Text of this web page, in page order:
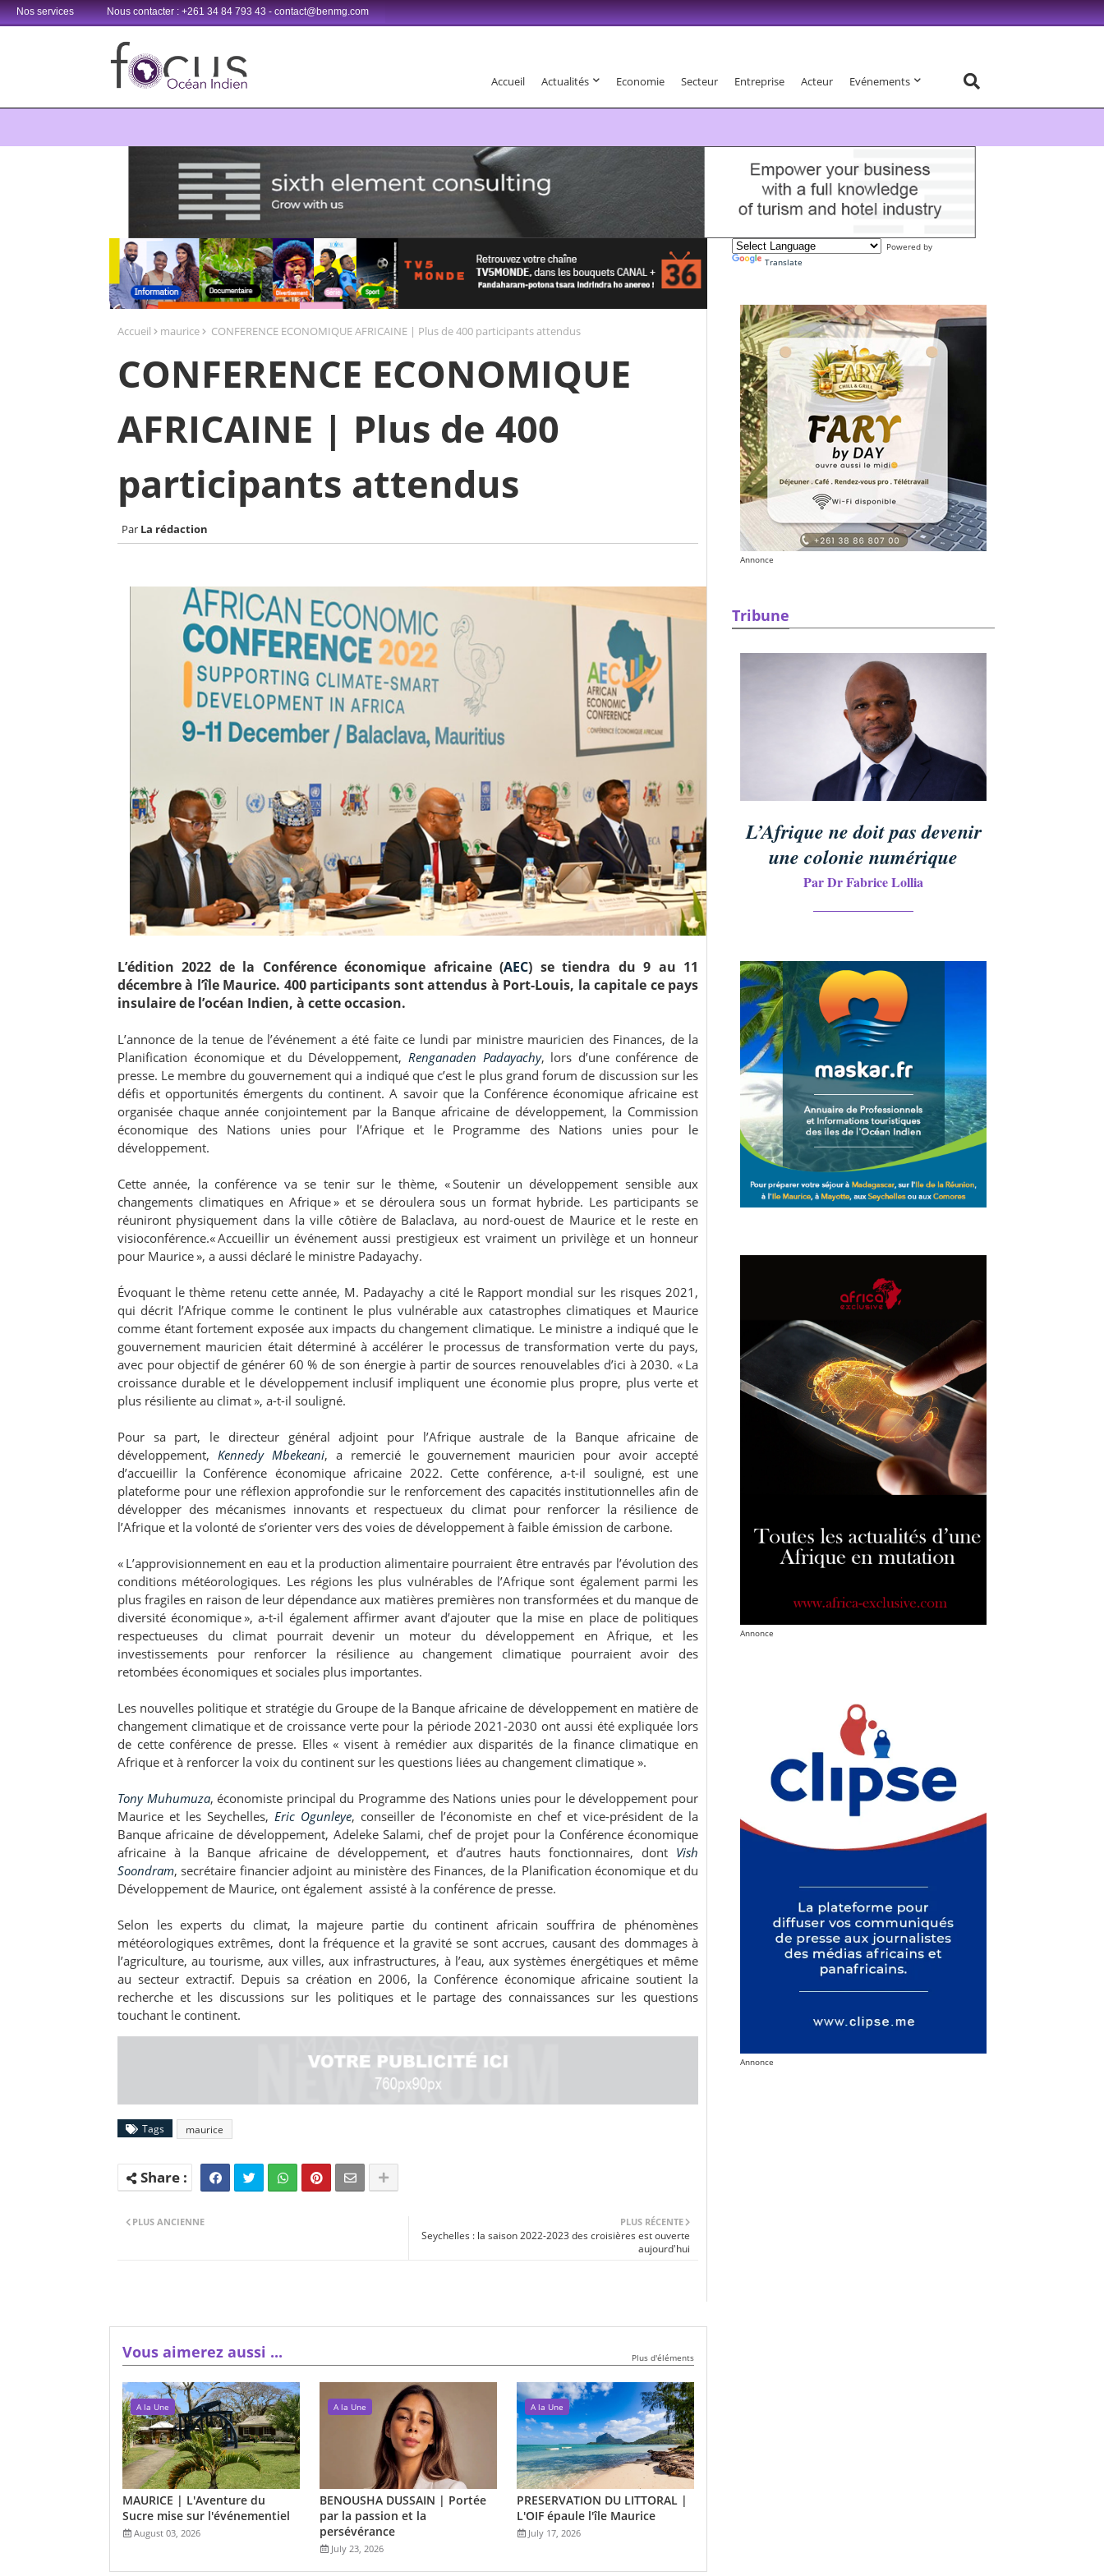
Nos services Nous contacter : +261 34 84 793 43 - contact@benmg.com
Accueil Actualités Economie Secteur Entreprise Acteur Evénements
Retrouvez votre chaîne @TV5MONDE, dans les bouquets CANAL+ 36 . Fandaharam-potoana tsara indrindra ho anareo!
Accueil maurice CONFERENCE ECONOMIQUE AFRICAINE | Plus de 400 participants attendus
CONFERENCE ECONOMIQUE
AFRICAINE | Plus de 400
participants attendus
La rédaction
L’édition 2022 de la Conférence économique africaine (AEC) se tiendra du 9 au 11
décembre à l’île Maurice. 400 participants sont attendus à Port-Louis, la capitale ce pays
insulaire de l’océan Indien, à cette occasion.
L’annonce de la tenue de l’événement a été faite ce lundi par ministre mauricien des Finances, de la
Planification économique et du Développement, Renganaden Padayachy, lors d’une conférence de
presse. Le membre du gouvernement qui a indiqué que c’est le plus grand forum de discussion sur les
défis et opportunités émergents du continent. A savoir que la Conférence économique africaine est
organisée chaque année conjointement par la Banque africaine de développement, la Commission
économique des Nations unies pour l’Afrique et le Programme des Nations unies pour le
développement.
Cette année, la conférence va se tenir sur le thème, « Soutenir un développement sensible aux
changements climatiques en Afrique » et se déroulera sous un format hybride. Les participants se
réuniront physiquement dans la ville côtière de Balaclava, au nord-ouest de Maurice et le reste en
visioconférence.« Accueillir un événement aussi prestigieux est vraiment un privilège et un honneur
pour Maurice », a aussi déclaré le ministre Padayachy.
Évoquant le thème retenu cette année, M. Padayachy a cité le Rapport mondial sur les risques 2021,
qui décrit l’Afrique comme le continent le plus vulnérable aux catastrophes climatiques et Maurice
comme étant fortement exposée aux impacts du changement climatique. Le ministre a indiqué que le
gouvernement mauricien était déterminé à accélérer le processus de transformation verte du pays,
avec pour objectif de générer 60 % de son énergie à partir de sources renouvelables d’ici à 2030. « La
croissance durable et le développement inclusif impliquent une économie plus propre, plus verte et
plus résiliente au climat », a-t-il souligné.
Pour sa part, le directeur général adjoint pour l’Afrique australe de la Banque africaine de
développement, Kennedy Mbekeani, a remercié le gouvernement mauricien pour avoir accepté
d’accueillir la Conférence économique africaine 2022. Cette conférence, a-t-il souligné, est une
plateforme pour une réflexion approfondie sur le renforcement des capacités institutionnelles afin de
développer des mécanismes innovants et respectueux du climat pour renforcer la résilience de
l’Afrique et la volonté de s’orienter vers des voies de développement à faible émission de carbone.
« L’approvisionnement en eau et la production alimentaire pourraient être entravés par l’évolution des
conditions météorologiques. Les régions les plus vulnérables de l’Afrique sont également parmi les
plus fragiles en raison de leur dépendance aux matières premières non transformées et du manque de
diversité économique », a-t-il également affirmer avant d’ajouter que la mise en place de politiques
respectueuses du climat pourrait devenir un moteur du développement en Afrique, et les
investissements pour renforcer la résilience au changement climatique pourraient avoir des
retombées économiques et sociales plus importantes.
Les nouvelles politique et stratégie du Groupe de la Banque africaine de développement en matière de
changement climatique et de croissance verte pour la période 2021-2030 ont aussi été expliquée lors
de cette conférence de presse. Elles « visent à remédier aux disparités de la finance climatique en
Afrique et à renforcer la voix du continent sur les questions liées au changement climatique ».
Tony Muhumuza, économiste principal du Programme des Nations unies pour le développement pour
Maurice et les Seychelles, Eric Ogunleye, conseiller de l’économiste en chef et vice-président de la
Banque africaine de développement, Adeleke Salami, chef de projet pour la Conférence économique
africaine à la Banque africaine de développement, et d’autres hauts fonctionnaires, dont Vish
Soondram, secrétaire financier adjoint au ministère des Finances, de la Planification économique et du
Développement de Maurice, ont également assisté à la conférence de presse.
Selon les experts du climat, la majeure partie du continent africain souffrira de phénomènes
météorologiques extrêmes, dont la fréquence et la gravité se sont accrues, causant des dommages à
l’agriculture, au tourisme, aux villes, aux infrastructures, à l’eau, aux systèmes énergétiques et même
au secteur extractif. Depuis sa création en 2006, la Conférence économique africaine soutient la
recherche et les discussions sur les politiques et le partage des connaissances sur les questions
touchant le continent.
Tags maurice
PLUS RÉCENTE
Seychelles : la saison 2022-2023 des croisières est ouverte
aujourd'hui
PLUS ANCIENNE
Vous aimerez aussi ... Plus d'éléments
A la Une
MAURICE | L'Aventure du
Sucre mise sur l'événementiel
August 03, 2026
A la Une
BENOUSHA DUSSAIN | Portée
par la passion et la
persévérance
July 23, 2026
A la Une
PRESERVATION DU LITTORAL |
L'OIF épaule l'île Maurice
July 17, 2026
Powered by
Translate
Annonce
Tribune
L’Afrique ne doit pas devenir
une colonie numérique
Par Dr Fabrice Lollia
Annonce
Annonce